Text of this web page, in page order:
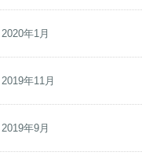
2020年1月
2019年11月
2019年9月